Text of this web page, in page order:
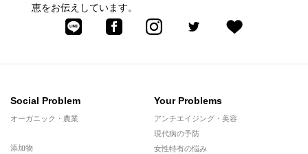
恵をお伝えしています。
Social Problem
オーガニック・農業
添加物
Your Problems
アンチエイジング・美容
現代病の予防
女性特有の悩み